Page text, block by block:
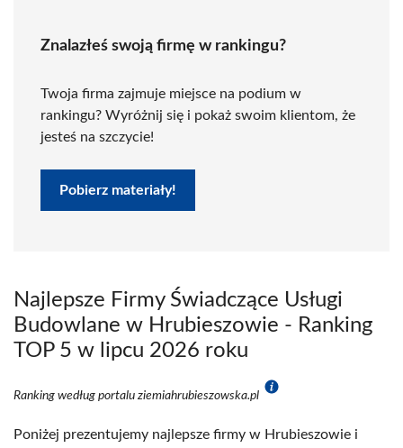
Znalazłeś swoją firmę w rankingu?
Twoja firma zajmuje miejsce na podium w
rankingu? Wyróżnij się i pokaż swoim klientom, że
jesteś na szczycie!
Pobierz materiały!
Najlepsze Firmy Świadczące Usługi
Budowlane w Hrubieszowie - Ranking
TOP 5 w lipcu 2026 roku
Ranking według portalu ziemiahrubieszowska.pl
Poniżej prezentujemy najlepsze firmy w Hrubieszowie i